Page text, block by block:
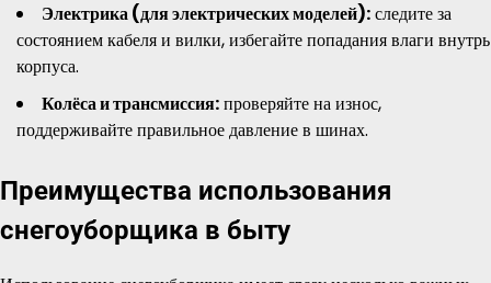
Электрика (для электрических моделей):следите за
состоянием кабеля и вилки, избегайте попадания влаги внутрь
корпуса.
Колёса и трансмиссия:проверяйте на износ,
поддерживайте правильное давление в шинах.
Преимущества использования
снегоуборщика в быту